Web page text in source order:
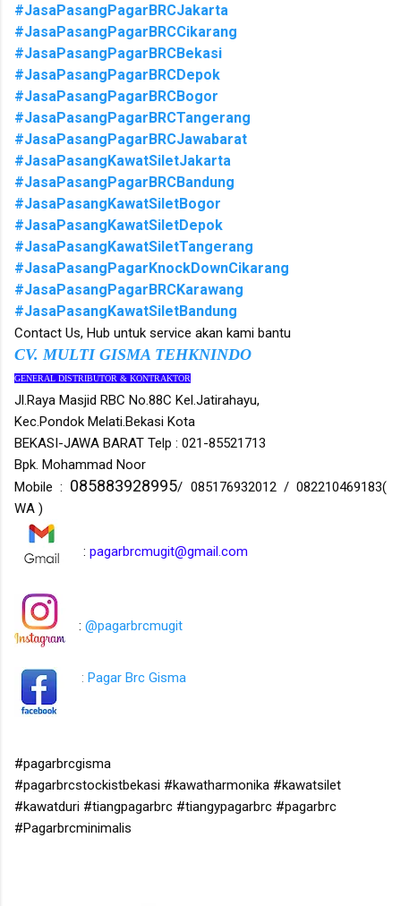
#JasaPasangPagarBRCJakarta
#JasaPasangPagarBRCCikarang
#JasaPasangPagarBRCBekasi
#JasaPasangPagarBRCDepok
#JasaPasangPagarBRCBogor
#JasaPasangPagarBRCTangerang
#JasaPasangPagarBRCJawabarat
#JasaPasangKawatSiletJakarta
#JasaPasangPagarBRCBandung
#JasaPasangKawatSiletBogor
#JasaPasangKawatSiletDepok
#JasaPasangKawatSiletTangerang
#JasaPasangPagarKnockDownCikarang
#JasaPasangPagarBRCKarawang
#JasaPasangKawatSiletBandung
Contact Us, Hub untuk service akan kami bantu
CV. MULTI GISMA TEHKNINDO
GENERAL DISTRIBUTOR & KONTRAKTOR
Jl.Raya Masjid RBC No.88C Kel.Jatirahayu,
Kec.Pondok Melati.Bekasi Kota
BEKASI-JAWA BARAT Telp : 021-85521713
Bpk. Mohammad Noor
Mobile : 085883928995/ 085176932012 / 082210469183(
WA )
: pagarbrcmugit@gmail.com
: @pagarbrcmugit
: Pagar Brc Gisma
#pagarbrcgisma
#pagarbrcstockistbekasi #kawatharmonika #kawatsilet
#kawatduri #tiangpagarbrc #tiangypagarbrc #pagarbrc
#Pagarbrcminimalis